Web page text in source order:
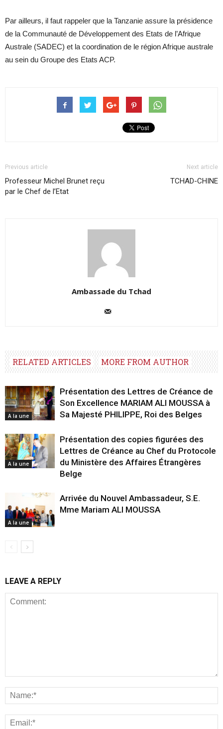
Par ailleurs, il faut rappeler que la Tanzanie assure la présidence
de la Communauté de Développement des Etats de l’Afrique
Australe (SADEC) et la coordination de le région Afrique australe
au sein du Groupe des Etats ACP.
Previous article
Professeur Michel Brunet reçu
par le Chef de l’Etat
Next article
TCHAD-CHINE
Ambassade du Tchad
RELATED ARTICLES MORE FROM AUTHOR
A la une
Présentation des Lettres de Créance de
Son Excellence MARIAM ALI MOUSSA à
Sa Majesté PHILIPPE, Roi des Belges
A la une
Présentation des copies figurées des
Lettres de Créance au Chef du Protocole
du Ministère des Affaires Étrangères
Belge
A la une
Arrivée du Nouvel Ambassadeur, S.E.
Mme Mariam ALI MOUSSA
LEAVE A REPLY